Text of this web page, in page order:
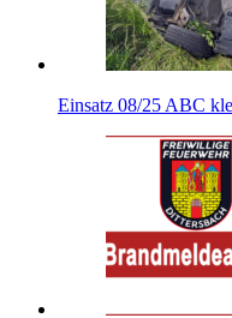
Einsatz 08/25 ABC